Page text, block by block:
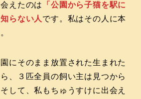
えたのは 「公園から子猫を駅に
らない人 です。私はその人に本
にそのまま放置された生まれた
、３匹全員の飼い主は見つから
して、私もちゅうすけに出会え